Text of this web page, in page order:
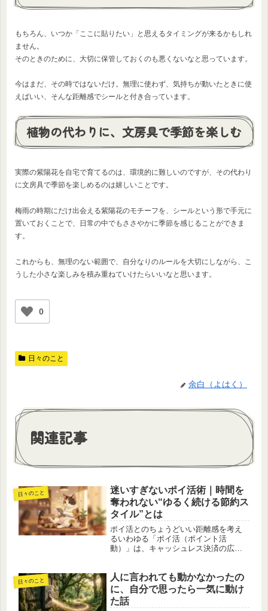
もちろん、いつか「ここに貼りたい」と思えるタイミングが来るかもしれ
ません。
そのときのために、大切に保管しておくのも悪くないなと思っています。
今はまだ、その時ではないだけ。無理に使わず、気持ちが動いたときに使
えばいい、そんな距離感でシールと付き合っています。
植物の代わりに、文房具で季節を楽しむ
実際の紫陽花を自宅で育てるのは、環境的に難しいのですが、その代わり
に文房具で季節を楽しめるのは嬉しいことです。
梅雨の時期にだけ出会える紫陽花のモチーフを、シールという形で手元に
置いておくことで、日常の中でもささやかに季節を感じることができま
す。
これからも、無理のない範囲で、自分なりのルールを大切にしながら、こ
うした小さな楽しみを積み重ねていけたらいいなと思います。
0
日々のこと
余白（よはく）
関連記事
日々のこと
迷いすぎないポイ活術｜時間を
奪われない“ゆるく続ける節約ス
タイル”とは
ポイ活とのちょうどいい距離感を考え
るいわゆる「ポイ活（ポイント活
動）」は、キャッシュレス決済の広が
の存在に気づき、できる範囲でゆるく
続けています。ただ、何年もポイ活を
してき...
日々のこと
人に言われても動かなかったの
に、自分で思ったら一気に動け
た話